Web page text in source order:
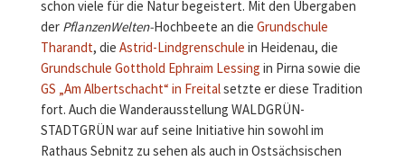
schon viele für die Natur begeistert. Mit den Übergaben
der PflanzenWelten-Hochbeete an die Grundschule
Tharandt, die Astrid-Lindgrenschule in Heidenau, die
Grundschule Gotthold Ephraim Lessing in Pirna sowie die
GS „Am Albertschacht“ in Freitalsetzte er diese Tradition
fort. Auch die Wanderausstellung WALDGRÜN-
STADTGRÜN war auf seine Initiative hin sowohl im
Rathaus Sebnitz zu sehen als auch in Ostsächsischen